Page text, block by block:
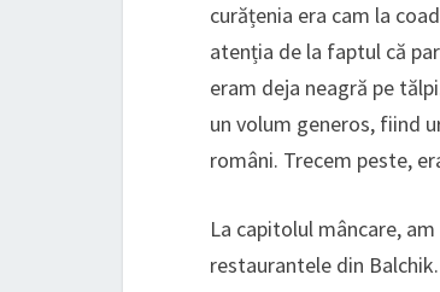
curățenia era cam la
atenția de la faptul că
eram deja neagră pe
un volum generos, fiind
români. Trecem peste,
La capitolul mâncare,
restaurantele din Balchik.